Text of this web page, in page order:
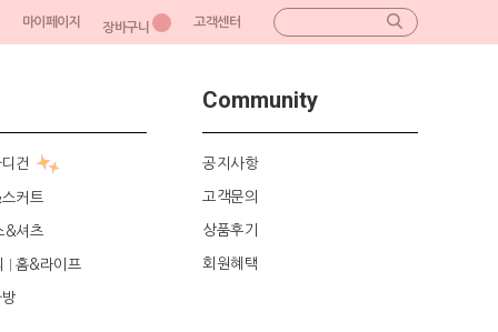
마이페이지 장바구니 고객센터
건
커트
&셔츠
홈&라이프
Community
공지사항
고객문의
상품후기
회원혜택